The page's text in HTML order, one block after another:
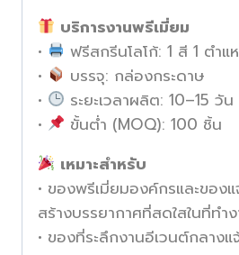
บริการงานพรีเมี่ยม
•
ฟรีสกรีนโลโก้: 1 สี 1 ตำแ
•
บรรจุ: กล่องกระดาษ
•
ระยะเวลาผลิต: 10–15 วัน
•
ขั้นต่ำ (MOQ): 100 ชิ้น
เหมาะสำหรับ
• ของพรีเมี่ยมองค์กรและของ
สร้างบรรยากาศที่สดใสในที่ทำ
• ของที่ระลึกงานอีเวนต์กลาง